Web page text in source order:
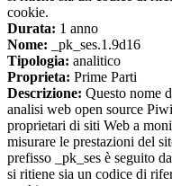
cookie.
Durata: 1 anno
Nome: _pk_ses.1.9d16
Tipologia: analitico
Proprieta: Prime Parti
Descrizione: Questo nome
analisi web open source
proprietari di siti Web a
misurare le prestazioni del
prefisso _pk_ses è seguito
si ritiene sia un codice di